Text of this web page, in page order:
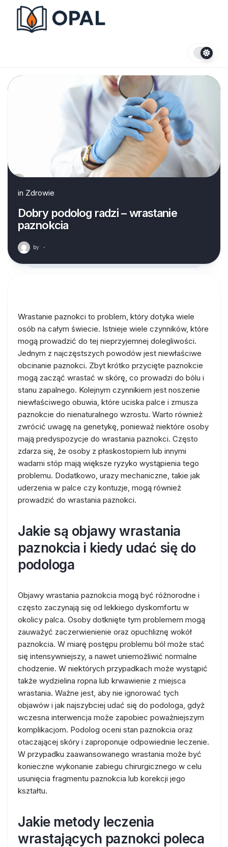
content
in Zdrowie
Dobry podolog radzi – wrastanie
paznokcia
by ·
Wrastanie paznokci to problem, który dotyka wiele
osób na całym świecie. Istnieje wiele czynników, które
mogą prowadzić do tej nieprzyjemnej dolegliwości.
Jednym z najczęstszych powodów jest niewłaściwe
obcinanie paznokci. Zbyt krótko przycięte paznokcie
mogą zacząć wrastać w skórę, co prowadzi do bólu i
stanu zapalnego. Kolejnym czynnikiem jest noszenie
niewłaściwego obuwia, które uciska palce i zmusza
paznokcie do nienaturalnego wzrostu. Warto również
zwrócić uwagę na genetykę, ponieważ niektóre osoby
mają predyspozycje do wrastania paznokci. Często
zdarza się, że osoby z płaskostopiem lub innymi
wadami stóp mają większe ryzyko wystąpienia tego
problemu. Dodatkowo, urazy mechaniczne, takie jak
uderzenia w palce czy kontuzje, mogą również
prowadzić do wrastania paznokci.
Jakie są objawy wrastania
paznokcia i kiedy udać się do
podologa
Objawy wrastania paznokcia mogą być różnorodne i
często zaczynają się od lekkiego dyskomfortu w
okolicy palca. Osoby dotknięte tym problemem mogą
zauważyć zaczerwienienie oraz opuchliznę wokół
paznokcia. W miarę postępu problemu ból może stać
się intensywniejszy, a nawet uniemożliwić normalne
chodzenie. W niektórych przypadkach może wystąpić
także wydzielina ropna lub krwawienie z miejsca
wrastania. Ważne jest, aby nie ignorować tych
objawów i jak najszybciej udać się do podologa, gdyż
wczesna interwencja może zapobiec poważniejszym
komplikacjom. Podolog oceni stan paznokcia oraz
otaczającej skóry i zaproponuje odpowiednie leczenie.
W przypadku zaawansowanego wrastania może być
konieczne wykonanie zabiegu chirurgicznego w celu
usunięcia fragmentu paznokcia lub korekcji jego
kształtu.
Jakie metody leczenia
wrastających paznokci poleca